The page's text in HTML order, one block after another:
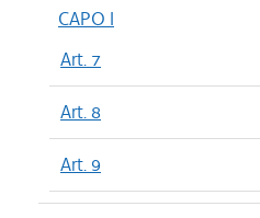
CAPO I
Art. 7
Art. 8
Art. 9